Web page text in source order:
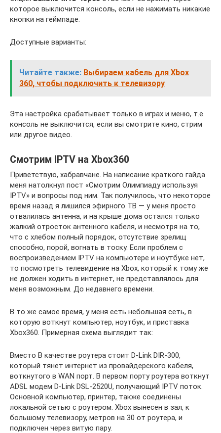
которое выключится консоль, если не нажимать никакие
кнопки на геймпаде.
Доступные варианты:
Читайте также: Выбираем кабель для Xbox
360, чтобы подключить к телевизору
Эта настройка срабатывает только в играх и меню, т.е.
консоль не выключится, если вы смотрите кино, стрим
или другое видео.
Смотрим IPTV на Xbox360
Приветствую, хабравчане. На написание краткого гайда
меня натолкнул пост «Смотрим Олимпиаду используя
IPTV» и вопросы под ним. Так получилось, что некоторое
время назад я лишился эфирного ТВ — у меня просто
отвалилась антенна, и на крыше дома остался только
жалкий отросток антенного кабеля, и несмотря на то,
что с хлебом полный порядок, отсутствие зрелищ
способно, порой, вогнать в тоску. Если проблем с
воспроизведением IPTV на компьютере и ноутбуке нет,
то посмотреть телевидение на Xbox, который к тому же
не должен ходить в интернет, не представлялось для
меня возможным. До недавнего времени.
В то же самое время, у меня есть небольшая сеть, в
которую воткнут компьютер, ноутбук, и приставка
Xbox360. Примерная схема выглядит так:
Вместо В качестве роутера стоит D-Link DIR-300,
который тянет интернет из провайдерского кабеля,
воткнутого в WAN порт. В первом порту роутера воткнут
ADSL модем D-Link DSL-2520U, получающий IPTV поток.
Основной компьютер, принтер, также соединены
локальной сетью с роутером. Xbox вынесен в зал, к
большому телевизору, метров на 30 от роутера, и
подключен через витую пару.